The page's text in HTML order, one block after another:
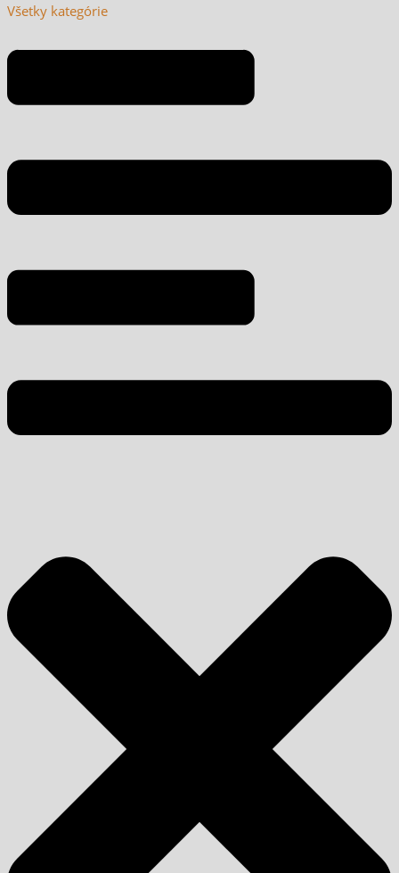
Všetky kategórie